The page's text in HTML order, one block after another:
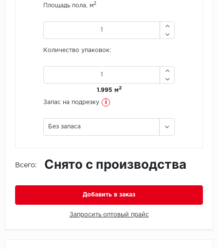
Jinan PDM
LG Decotile
Lucky Floor
Made in Belgium
Площадь пола, м2
Количество упаковок:
1.995 м2
Запас на подрезку i
Без запаса
Всего: Снято с производства
Добавить в заказ
Запросить оптовый прайс